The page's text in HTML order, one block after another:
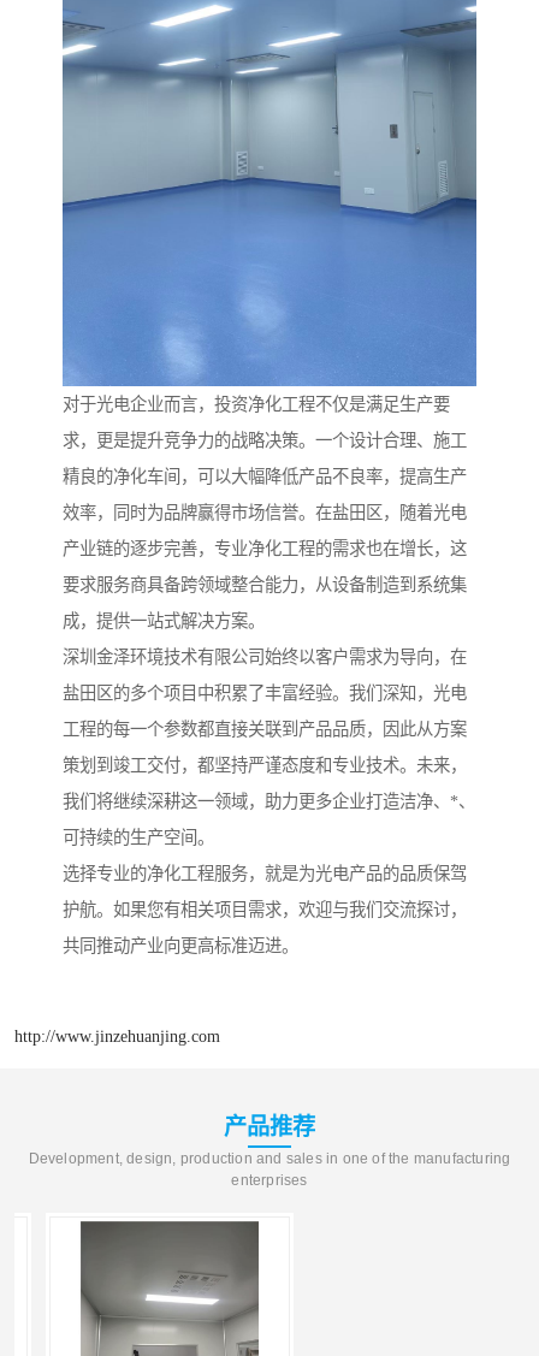
对于光电企业而言，投资净化工程不仅是满足生产要
求，更是提升竞争力的战略决策。一个设计合理、施工
精良的净化车间，可以大幅降低产品不良率，提高生产
效率，同时为品牌赢得市场信誉。在盐田区，随着光电
产业链的逐步完善，专业净化工程的需求也在增长，这
要求服务商具备跨领域整合能力，从设备制造到系统集
成，提供一站式解决方案。
深圳金泽环境技术有限公司始终以客户需求为导向，在
盐田区的多个项目中积累了丰富经验。我们深知，光电
工程的每一个参数都直接关联到产品品质，因此从方案
策划到竣工交付，都坚持严谨态度和专业技术。未来，
我们将继续深耕这一领域，助力更多企业打造洁净、*、
可持续的生产空间。
选择专业的净化工程服务，就是为光电产品的品质保驾
护航。如果您有相关项目需求，欢迎与我们交流探讨，
共同推动产业向更高标准迈进。
http://www.jinzehuanjing.com
产品推荐
Development, design, production and sales in one of the manufacturing
enterprises